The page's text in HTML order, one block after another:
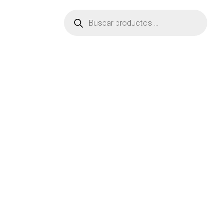
productos